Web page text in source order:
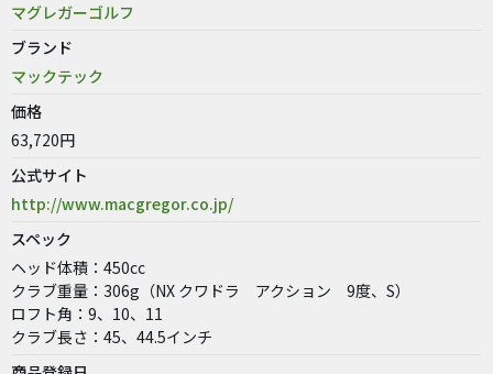
マグレガーゴルフ
ブランド
マックテック
価格
63,720円
公式サイト
http://www.macgregor.co.jp/
スペック
ヘッド体積：450cc
クラブ重量：306g（NX クワドラ アクション 9度、S）
ロフト角：9、10、11
クラブ長さ：45、44.5インチ